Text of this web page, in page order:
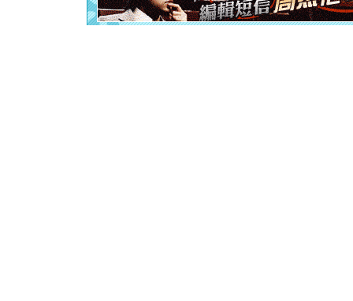
[元旦]当
泣，这痛